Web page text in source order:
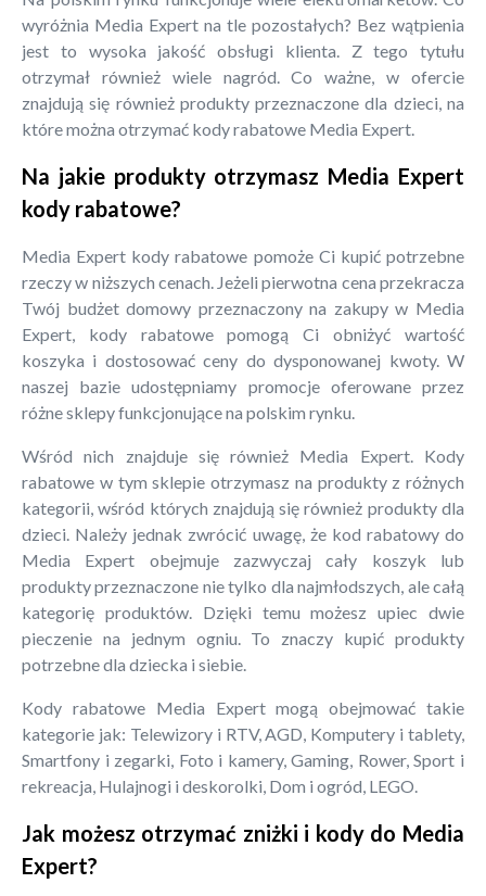
wyróżnia Media Expert na tle pozostałych? Bez wątpienia
jest to wysoka jakość obsługi klienta. Z tego tytułu
otrzymał również wiele nagród. Co ważne, w ofercie
znajdują się również produkty przeznaczone dla dzieci, na
które można otrzymać kody rabatowe Media Expert.
Na jakie produkty otrzymasz Media Expert
kody rabatowe?
Media Expert kody rabatowe pomoże Ci kupić potrzebne
rzeczy w niższych cenach. Jeżeli pierwotna cena przekracza
Twój budżet domowy przeznaczony na zakupy w Media
Expert, kody rabatowe pomogą Ci obniżyć wartość
koszyka i dostosować ceny do dysponowanej kwoty. W
naszej bazie udostępniamy promocje oferowane przez
różne sklepy funkcjonujące na polskim rynku.
Wśród nich znajduje się również Media Expert. Kody
rabatowe w tym sklepie otrzymasz na produkty z różnych
kategorii, wśród których znajdują się również produkty dla
dzieci. Należy jednak zwrócić uwagę, że kod rabatowy do
Media Expert obejmuje zazwyczaj cały koszyk lub
produkty przeznaczone nie tylko dla najmłodszych, ale całą
kategorię produktów. Dzięki temu możesz upiec dwie
pieczenie na jednym ogniu. To znaczy kupić produkty
potrzebne dla dziecka i siebie.
Kody rabatowe Media Expert mogą obejmować takie
kategorie jak: Telewizory i RTV, AGD, Komputery i tablety,
Smartfony i zegarki, Foto i kamery, Gaming, Rower, Sport i
rekreacja, Hulajnogi i deskorolki, Dom i ogród, LEGO.
Jak możesz otrzymać zniżki i kody do Media
Expert?